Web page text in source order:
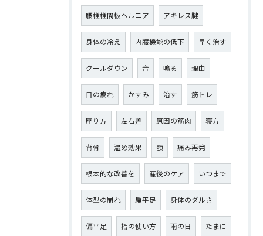
腰椎椎間板ヘルニア アキレス腱
身体の冷え 内臓機能の低下 早く治す
クールダウン 音 鳴る 理由
目の疲れ かすみ 治す 筋トレ
座り方 左右差 原因の筋肉 寝方
背骨 温め効果 顎 痛み再発
根本的な改善を 産後のケア いつまで
体型の崩れ 扁平足 身体のダルさ
偏平足 指の使い方 雨の日 たまに